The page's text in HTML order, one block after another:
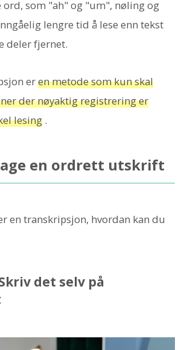
som "ah" og "um", nøling og
lengre tid å lese enn tekst
deler fjernet.
eren metode som kun skal
der nøyaktig registrering er
lesing .
en ordrett utskrift
en transkripsjon, hvordan kan du
det selv på